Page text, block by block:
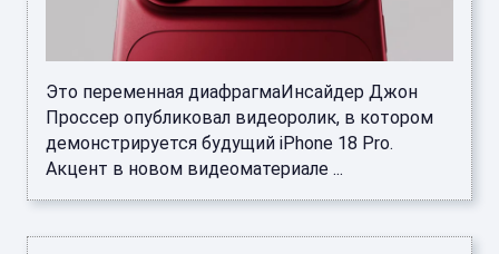
Это переменная диафрагмаИнсайдер Джон
Проссер опубликовал видеоролик, в котором
демонстрируется будущий iPhone 18 Pro.
Акцент в новом видеоматериале ...